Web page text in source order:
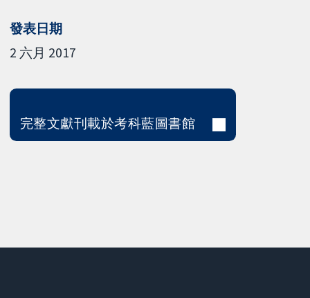
發表日期
2 六月 2017
完整文獻刊載於考科藍圖書館